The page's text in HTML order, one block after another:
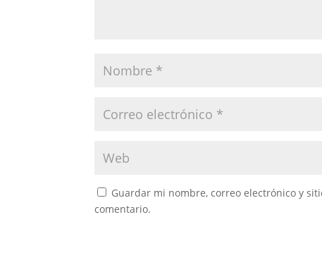
Guardar mi nombre, correo electrónico y
comentario.